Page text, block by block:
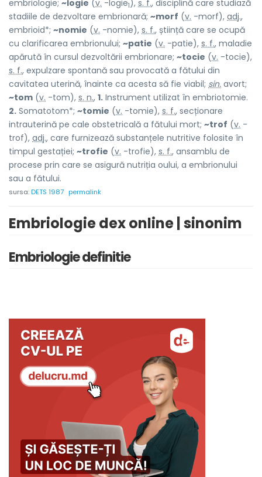
embriologie; ~logie (v. -logie1), s. f., disciplină care studiază
stadiile de dezvoltare embrionară; ~morf (v. -morf), adj.,
embrioid*; ~nomie (v. -nomie), s. f., știință care se ocupă
cu clarificarea embrionului; ~patie (v. -patie), s. f., maladie
apărută în cursul dezvoltării embrionare; ~tocie (v. -tocie),
s. f., expulzare spontană sau provocată a fătului din
cavitatea uterină, înainte ca acesta să fie viabil; sin. avort;
~tom (v. -tom), s. n., 1. Instrument utilizat în embriotomie.
2. Somatotom*; ~tomie (v. -tomie), s. f., secționare
intrauterină pe cale obstetricală a fătului mort; ~trof (v. -
trof), adj., care furnizează substanțele nutritive folosite în
timpul gestației; ~trofie (v. -trofie), s. f., ansamblu de
procese prin care se asigură nutriția oului, a embrionului
sau a fătului.
sursa:DETS 1987 permalink
Embriologie dex online | sinonim
Embriologie definitie